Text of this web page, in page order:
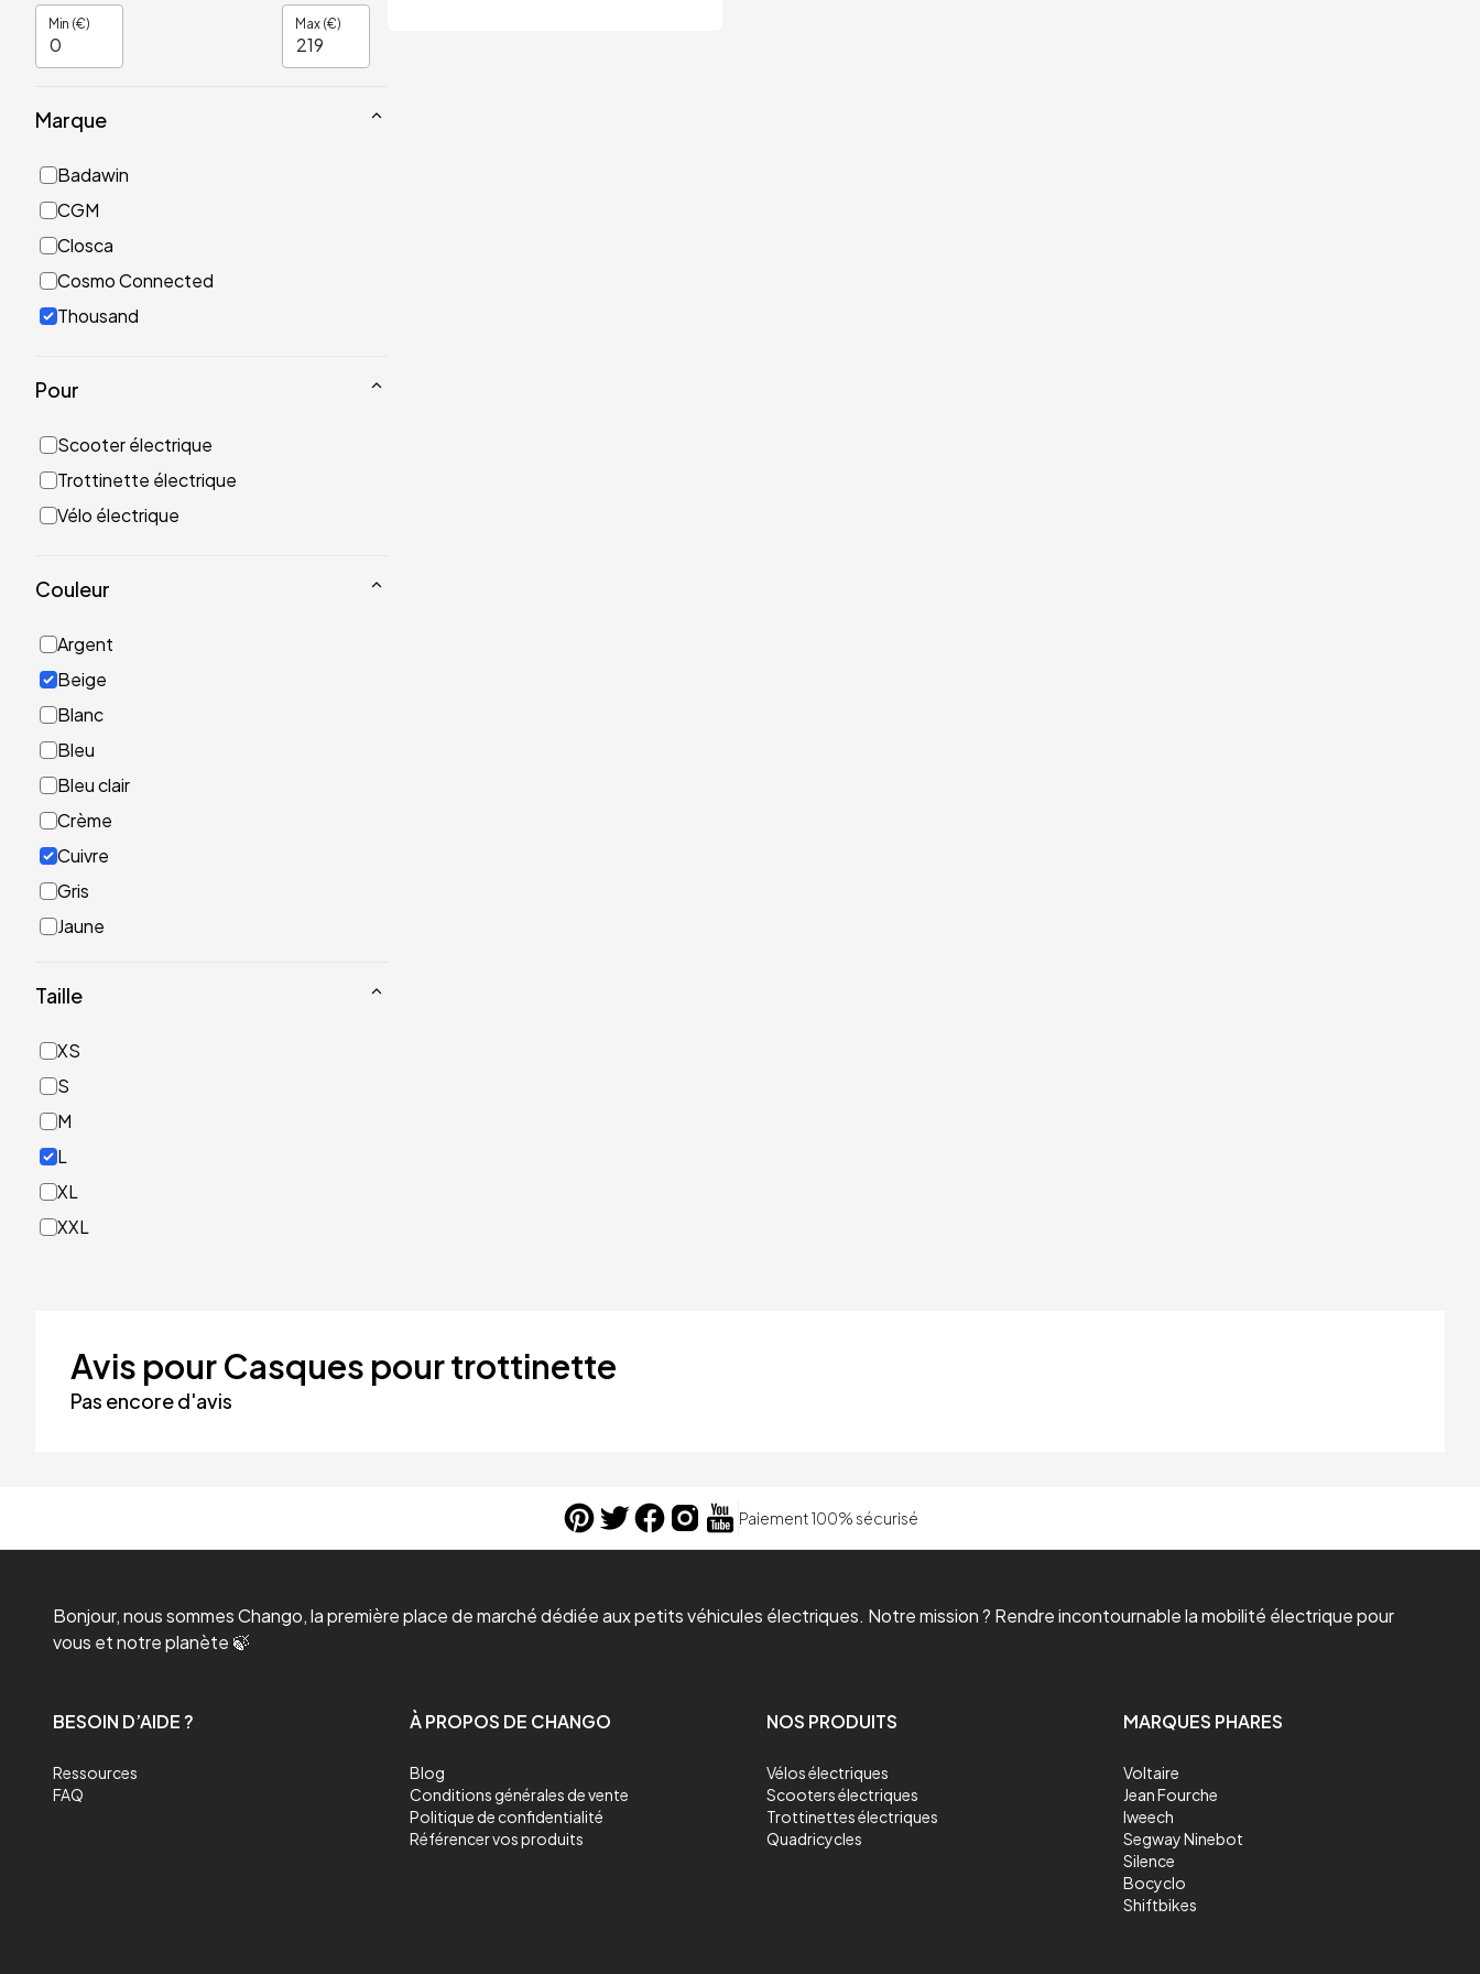
Min (€) Max (€)
Marque
Badawin
CGM
Closca
Cosmo Connected
Thousand
Pour
Scooter électrique
Trottinette électrique
Vélo électrique
Couleur
Argent
Beige
Blanc
Bleu
Bleu clair
Crème
Cuivre
Gris
Jaune
Or
Taille
XS
S
M
L
XL
XXL
Avis pour Casques pour trottinette
Pas encore d'avis
Paiement 100% sécurisé
Bonjour, nous sommes Chango, la première place de marché dédiée aux petits véhicules électriques. Notre mission ? Rendre incontournable la mobilité électrique pour
vous et notre planète 🍃
BESOIN D’AIDE ?
Ressources
FAQ
À PROPOS DE CHANGO
Blog
Conditions générales de vente
Politique de confidentialité
Référencer vos produits
NOS PRODUITS
Vélos électriques
Scooters électriques
Trottinettes électriques
Quadricycles
MARQUES PHARES
Voltaire
Jean Fourche
Iweech
Segway Ninebot
Silence
Bocyclo
Shiftbikes